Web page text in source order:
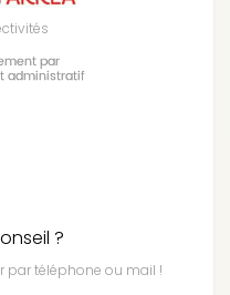
?
par téléphone ou mail !